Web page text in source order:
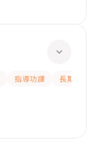
指導功課
長期補習